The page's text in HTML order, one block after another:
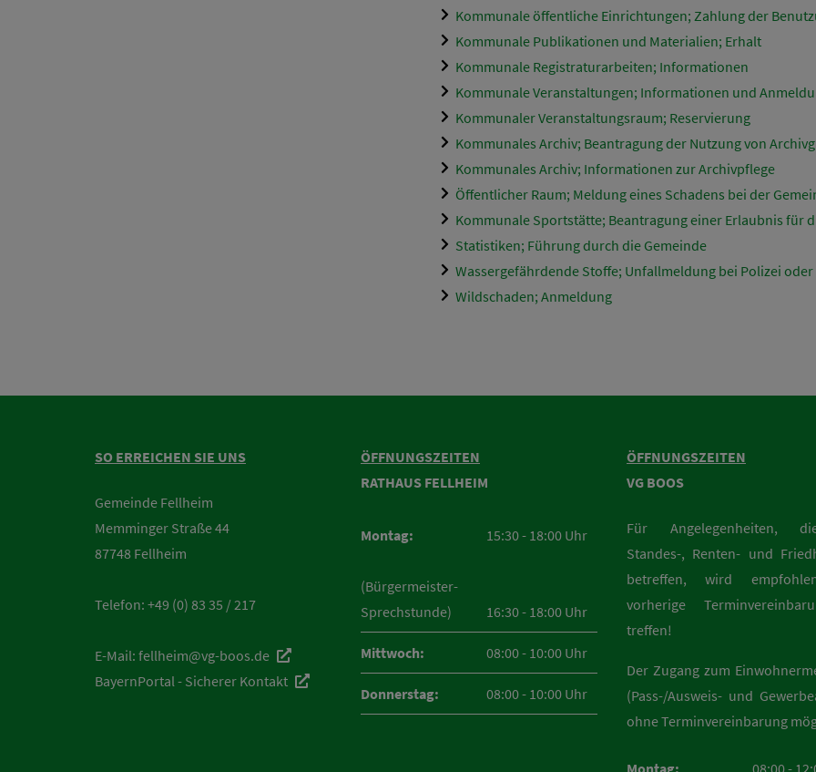
Kommunale öffentliche Einrichtungen; Zahlung der
Kommunale Publikationen und Materialien; Erhalt
Kommunale Registraturarbeiten; Informationen
Kommunale Veranstaltungen; Informationen und
Kommunaler Veranstaltungsraum; Reservierung
Kommunales Archiv; Beantragung der Nutzung von
Kommunales Archiv; Informationen zur Archivpflege
Öffentlicher Raum; Meldung eines Schadens bei der
Kommunale Sportstätte; Beantragung einer Erlaubnis für
Statistiken; Führung durch die Gemeinde
Wassergefährdende Stoffe; Unfallmeldung bei Polizei
Wildschaden; Anmeldung
SO ERREICHEN SIE UNS
Gemeinde Fellheim
Memminger Straße 44
87748 Fellheim
Telefon: +49 (0) 83 35 / 217
E-Mail: fellheim@vg-boos.de
BayernPortal - Sicherer Kontakt
ÖFFNUNGSZEITEN
RATHAUS FELLHEIM
Montag:
(Bürgermeister-
Sprechstunde)
15:30 - 18:00 Uhr
16:30 - 18:00 Uhr
Mittwoch: 08:00 - 10:00 Uhr
Donnerstag: 08:00 - 10:00 Uhr
ÖFFNUNGSZEITEN
VG BOOS
Für Angelegenheiten,
Standes-, Renten- und
betreffen, wird
vorherige
treffen!
Der Zugang zum
(Pass-/Ausweis- und
ohne Terminvereinbarung
Montag: 08:00 -